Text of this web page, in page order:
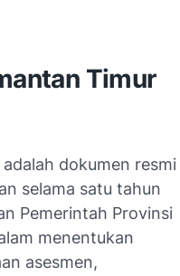
Timur
adalah dokumen resmi
selama satu tahun
Pemerintah Provinsi
menentukan
asesmen,